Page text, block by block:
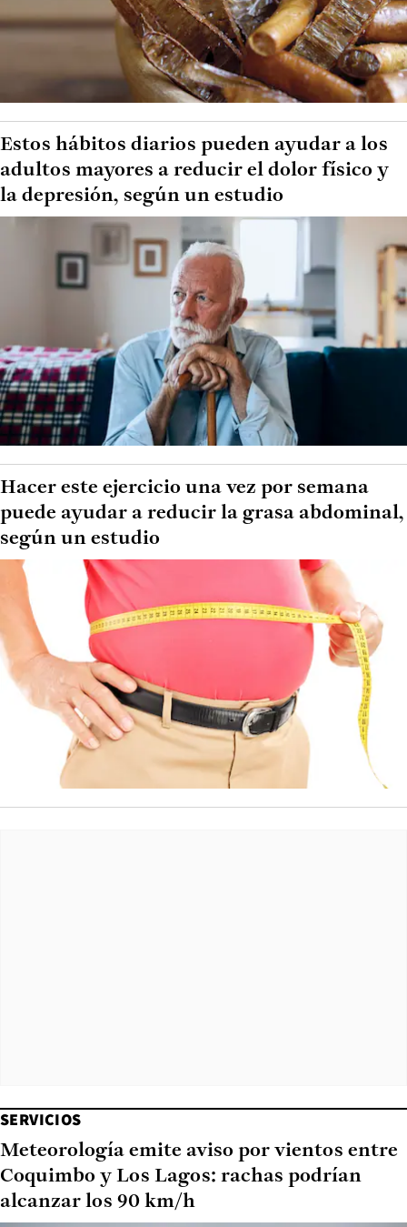
Estos hábitos diarios pueden ayudar a los
adultos mayores a reducir el dolor físico y
la depresión, según un estudio
Hacer este ejercicio una vez por semana
puede ayudar a reducir la grasa abdominal,
según un estudio
SERVICIOS
Meteorología emite aviso por vientos entre
Coquimbo y Los Lagos: rachas podrían
alcanzar los 90 km/h